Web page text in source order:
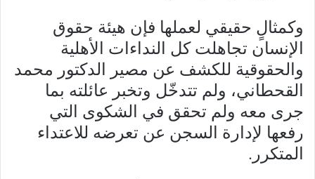
وكمثالٍ حقيقي لعملها فإن هيئة حقوق
الإنسان تجاهلت كل النداءات الأهلية
والحقوقية للكشف عن مصير الدكتور محمد
القحطاني، ولم تتدخّل وتخبر عائلته بما
جرى معه ولم تحقق في الشكوى التي
رفعها لإدارة السجن عن تعرضه للاعتداء
المتكرر.